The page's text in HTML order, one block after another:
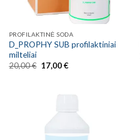
PROFILAKTINĖ SODA
D_PROPHY SUB profilaktiniai
milteliai
20,00€ Original
price
17,00€Current